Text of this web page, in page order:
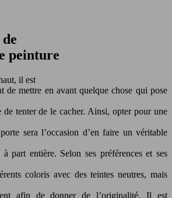
peinture
il est
de mettre en avant quelque chose qui pose
tenter de le cacher. Ainsi, opter pour une
sera l’occasion d’en faire un véritable
part entière. Selon ses préférences et ses
coloris avec des teintes neutres, mais
afin de donner de l’originalité. Il est